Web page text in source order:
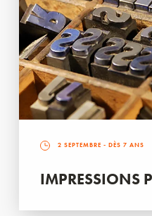
2 SEPTEMBRE - DÈS 7 ANS
IMPRESSIONS